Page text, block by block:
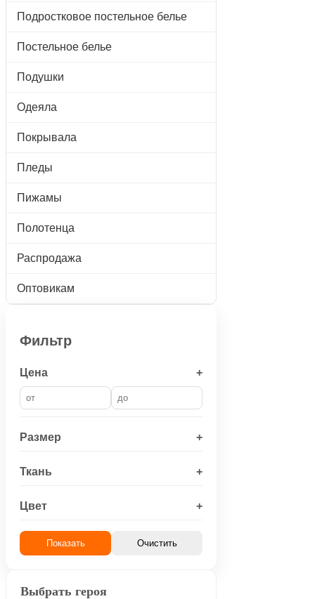
Подростковое постельное белье
Постельное белье
Подушки
Одеяла
Покрывала
Пледы
Пижамы
Полотенца
Распродажа
Оптовикам
Фильтр
Цена +
Размер +
Ткань +
Цвет +
Показать Очистить
Выбрать героя